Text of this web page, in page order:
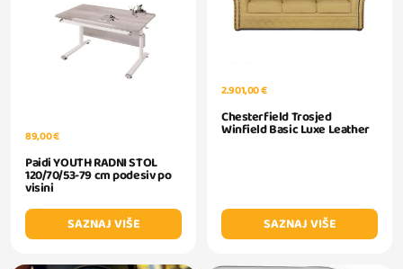
89,00 €
Paidi YOUTH RADNI STOL
120/70/53-79 cm podesiv po
visini
SAZNAJ VIŠE
2.901,00 €
Chesterfield Trosjed
Winfield Basic Luxe Leather
SAZNAJ VIŠE